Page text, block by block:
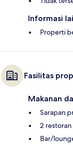
Informasi
Properti
Fasilitas
Makanan
Sarapan
2 restoran
Bar/